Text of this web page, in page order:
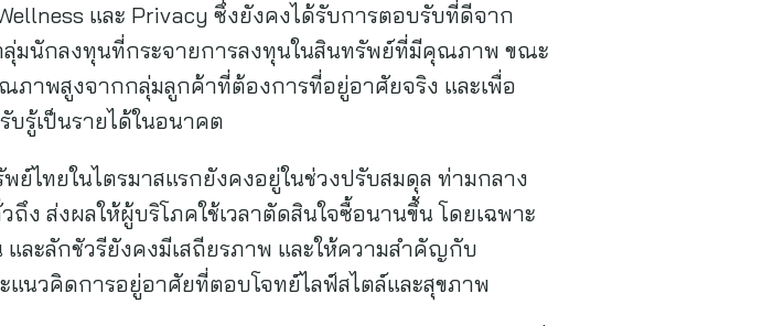
และ Privacy ซึ่งยังคงได้รับการตอบรับที่ดีจาก
ลุ่มนักลงทุนที่กระจายการลงทุนในสินทรัพย์ที่มีคุณภาพ ขณะ
ภาพสูงจากกลุ่มลูกค้าที่ต้องการที่อยู่อาศัยจริง และเพื่อ
รู้เป็นรายได้ในอนาคต
ไทยในไตรมาสแรกยังคงอยู่ในช่วงปรับสมดุล ท่ามกลาง
ง ส่งผลให้ผู้บริโภคใช้เวลาตัดสินใจซื้อนานขึ้น โดยเฉพาะ
ละลักชัวรียังคงมีเสถียรภาพ และให้ความสำคัญกับ
นวคิดการอยู่อาศัยที่ตอบโจทย์ไลฟ์สไตล์และสุขภาพ